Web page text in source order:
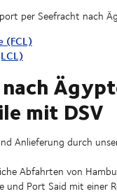
per Seefracht nach
(FCL)
mit DSV
Anlieferung durch
Abfahrten von
und Port Said mit einer